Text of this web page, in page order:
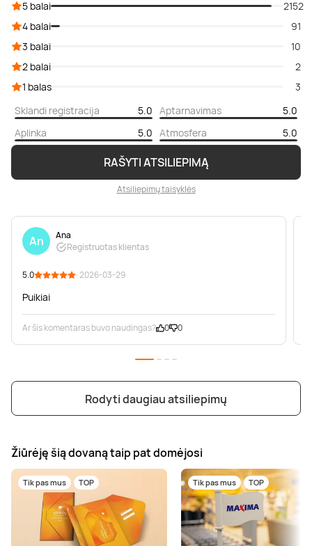
RAŠYTI ATSILIEPIMĄ
Atsiliepimų taisyklės
5 balai
2152
4 balai
91
3 balai
10
2 balai
2
1 balas
3
Sklandi registracija
5.0 Aptarnavimas
5.0
Aplinka
5.0 Atmosfera 5.0
An
Ana
Registruotas klientas
5.0 · 2026-03-29
Puikiai
Ar šis komentaras buvo naudingas? 0 0
Rodyti daugiau atsiliepimų
Žiūrėję šią dovaną taip pat domėjosi
Tik pas mus TOP Tik pas mus TOP